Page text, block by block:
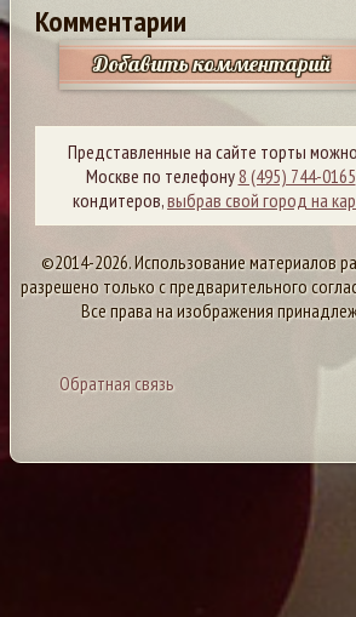
Комментарии
Добавить комментарий
Представленные на сайте торты можно
Москве по телефону8 (495) 744-0165
кондитеров,выбрав свой город на
©2014-2026. Использование материалов
разрешено только с предварительного
Все права на изображения
Обратная связь